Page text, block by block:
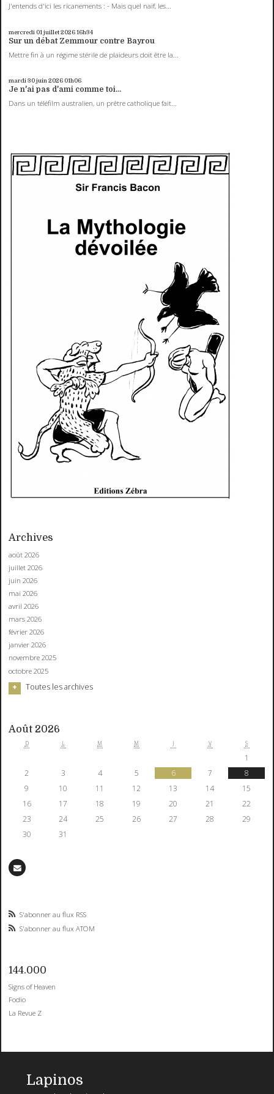
J'entends d'ici les ricanements : - Mais quel naïf, les...
mercredi 01 juillet 202616h34
Sur un débat Zemmour contre Bayrou
Mettre fin à un régime stérile de plaideurs doit être la...
mardi 30juin 2026 01h06
Je n'ai pas d'ami comme toi...
Dans un téléfilm australien, un prêtre catholique fait...
Archives
août 2026
juillet 2026
juin 2026
mai 2026
avril 2026
mars 2026
février 2026
janvier 2026
novembre 2025
octobre 2025
Toutes les archives
Août 2026
D L M M J V S
1
2
3 4 5 6 7
8
9
10 11 12 13 14
15
16
17 18 19 20 21
22
23
24 25 26 27 28
29
30
31
S'abonner au flux RSS
S'abonner au flux ATOM
144.000
Signs of Heaven
Fodio
La Revue Z
Lapinos